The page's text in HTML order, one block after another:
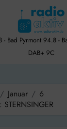
- Bad Pyrmont 94.8 -
DAB+ 9C
Januar
6